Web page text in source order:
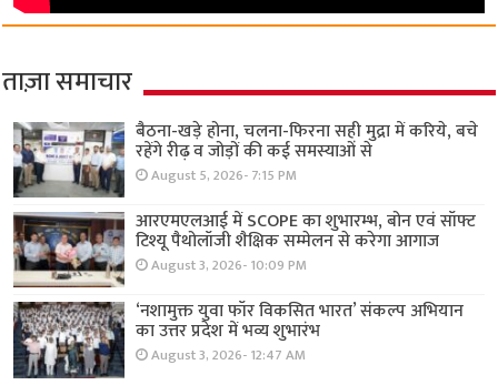
ताज़ा समाचार
बैठना-खड़े होना, चलना-फिरना सही मुद्रा में करिये, बचे
रहेंगे रीढ़ व जोड़ों की कई समस्याओं से
August 5, 2026- 7:15 PM
आरएमएलआई में SCOPE का शुभारम्भ, बोन एवं सॉफ्ट
टिश्यू पैथोलॉजी शैक्षिक सम्मेलन से करेगा आगाज
August 3, 2026- 10:09 PM
‘नशामुक्त युवा फॉर विकसित भारत’ संकल्प अभियान
का उत्तर प्रदेश में भव्य शुभारंभ
August 3, 2026- 12:47 AM